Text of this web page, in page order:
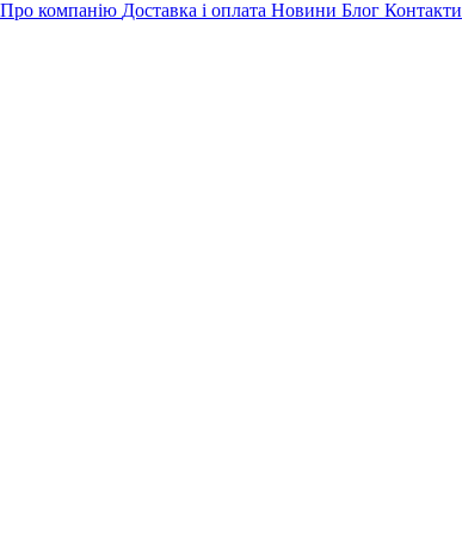
Про компанію Доставка і оплата Новини Блог Контакти